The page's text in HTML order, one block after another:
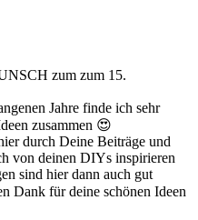
zum zum 15.
Jahre finde ich sehr
zusammen 😍
durch Deine Beiträge und
von deinen DIYs inspirieren
sind hier dann auch gut
Dank für deine schönen Ideen